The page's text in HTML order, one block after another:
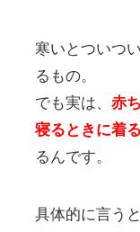
寒いとついつ
るもの。
でも実は、 赤
寝るときに着
るんです。
具体的に言うと